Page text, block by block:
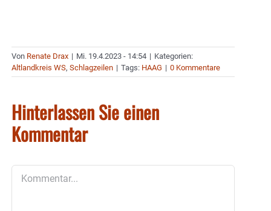
Von Renate Drax | Mi. 19.4.2023 - 14:54 | Kategorien:
Altlandkreis WS, Schlagzeilen | Tags: HAAG | 0 Kommentare
Hinterlassen Sie einen
Kommentar